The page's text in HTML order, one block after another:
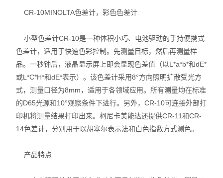
CR-10MINOLTA色差计，彩色色差计
小型色差计CR-10是一种体积小巧、电池驱动的手持便携式
色差计，适用于快速色彩控制。先测量目标，然后再测量样
品。一秒钟后，液晶显示屏上即会显现色差值（以L*a*b*和dE*
或L*C*H*和dE*表示）。该色差计采用8°方向照明扩散受光方
式，测量口径为8mm，适用于各领域应用。所有测量均在标准
的D65光源和10°观察条件下进行。另外，CR-10可连接外部打
印机将测量结果打印出来。柯尼卡美能达还提供CR-11和CR-
14色差计，分别用于以胡塞尔表示法和白色指数方式测色。
产品特点